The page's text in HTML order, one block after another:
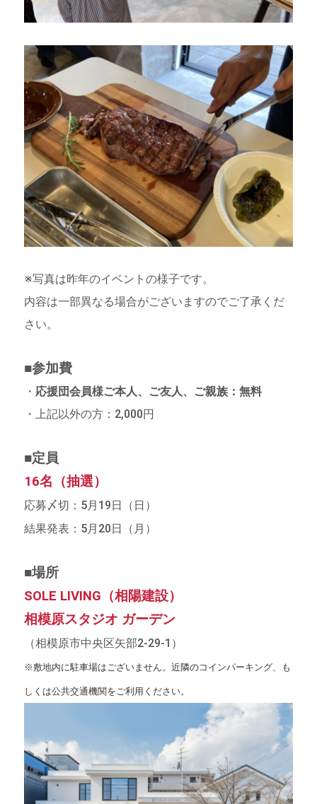
※写真は昨年のイベントの様子です。
内容は一部異なる場合がございますのでご了承くだ
さい。
■参加費
・ 応援団会員様ご本人、ご友人、ご親族：無料
・上記以外の方：2,000円
■定員
16名（抽選）
応募〆切：5月19日（日）
結果発表：5月20日（月）
■場所
SOLE LIVING（相陽建設）
相模原スタジオ ガーデン
（相模原市中央区矢部2-29-1）
※敷地内に駐車場はございません。近隣のコインパーキング、も
しくは公共交通機関をご利用ください。